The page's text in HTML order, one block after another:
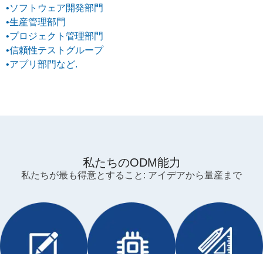
•ソフトウェア開発部門
•生産管理部門
•プロジェクト管理部門
•信頼性テストグループ
•アプリ部門など.
私たちのODM能力
私たちが最も得意とすること: アイデアから量産まで